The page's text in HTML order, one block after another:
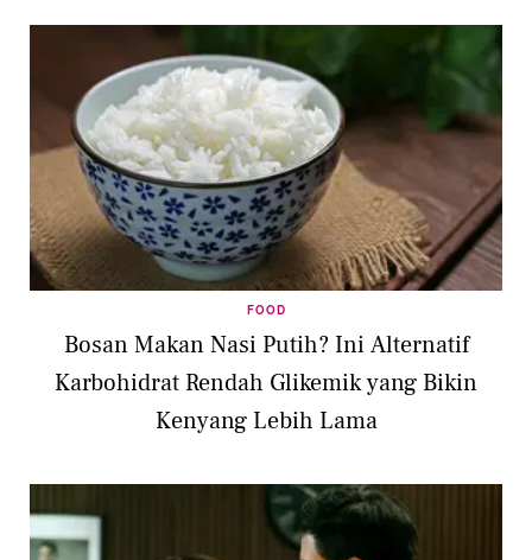
FOOD
Bosan Makan Nasi Putih? Ini Alternatif
Karbohidrat Rendah Glikemik yang Bikin
Kenyang Lebih Lama